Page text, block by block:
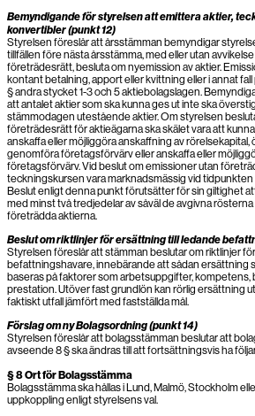
Bemyndigande för styrelsen att emittera aktier,
konvertibler (punkt 12)
Styrelsen föreslår att årsstämman bemyndigar
tillfällen före nästa årsstämma, med eller utan
företrädesrätt, besluta om nyemission av aktier.
kontant betalning, apport eller kvittning eller i annat fall
§ andra stycket 1-3 och 5 aktiebolagslagen.
att antalet aktier som ska kunna ges ut inte ska
stämmodagen utestående aktier. Om styrelsen
företrädesrätt för aktieägarna ska skälet vara att
anskaffa eller möjliggöra anskaffning av rörelsekapital,
genomföra företagsförvärv eller anskaffa eller
företagsförvärv. Vid beslut om emissioner utan
teckningskursen vara marknadsmässig vid
Beslut enligt denna punkt förutsätter för sin giltighet
med minst två tredjedelar av såväl de avgivna
företrädda aktierna.
Beslut om riktlinjer för ersättning till ledande
Styrelsen föreslår att stämman beslutar om riktlinjer
befattningshavare, innebärande att sådan ersättning
baseras på faktorer som arbetsuppgifter,
prestation. Utöver fast grundlön kan rörlig ersättning
faktiskt utfall jämfört med fastställda mål.
Förslag om ny Bolagsordning (punkt 14)
Styrelsen föreslår att bolagsstämman beslutar att
avseende 8 § ska ändras till att fortsättningsvis ha
§ 8 Ort för Bolagsstämma
Bolagsstämma ska hållas i Lund, Malmö, Stockholm
uppkoppling enligt styrelsens val.